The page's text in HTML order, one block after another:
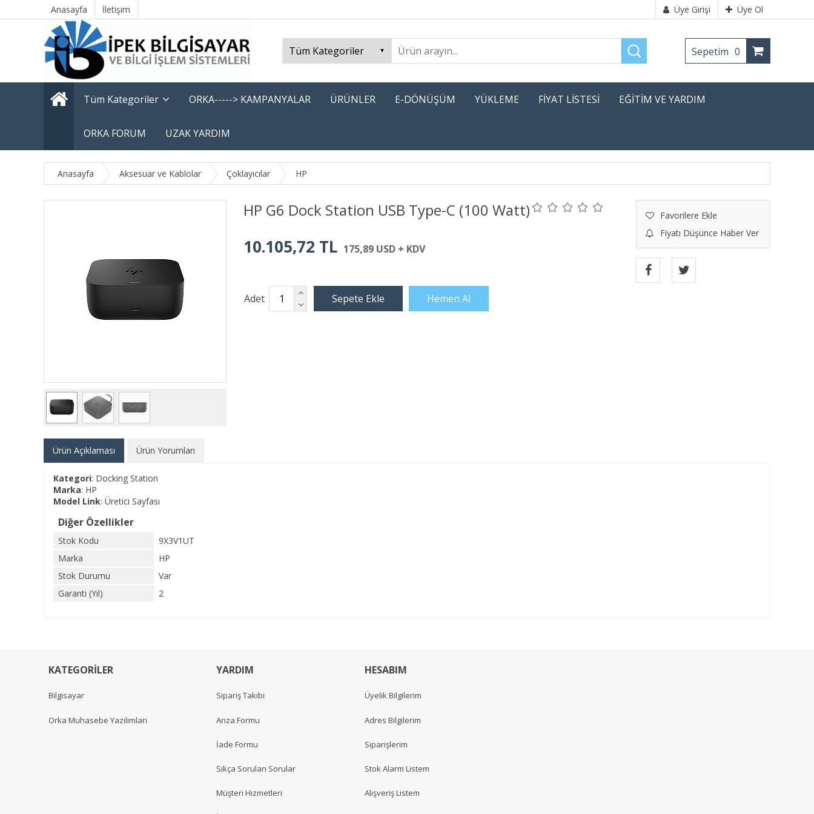
Anasayfa İletişim Üye Girişi Üye Ol
Sepetim 0
Tüm Kategoriler ORKA-----> KAMPANYALAR ÜRÜNLER E-DÖNÜŞÜM YÜKLEME FİYAT LİSTESİ EĞİTİM VE YARDIM
ORKA FORUM UZAK YARDIM
Anasayfa Aksesuar ve Kablolar Çoklayıcılar HP
HP G6 Dock Station USB Type-C (100 Watt)
Favorilere Ekle
Fiyatı Düşünce Haber Ver
10.105,72 TL 175,89 USD + KDV
Adet
Ürün Açıklaması Ürün Yorumları
Kategori: Docking Station
Marka: HP
Model Link: Üretici Sayfası
Diğer Özellikler
Stok Kodu
9X3V1UT
Marka
HP
Stok Durumu
Var
Garanti (Yıl)
2
KATEGORİLER
Bilgisayar
Orka Muhasebe Yazılımları
YARDIM
Sipariş Takibi
Arıza Formu
İade Formu
Sıkça Sorulan Sorular
Müşteri Hizmetleri
HESABIM
Üyelik Bilgilerim
Adres Bilgilerim
Siparişlerim
Stok Alarm Listem
Alışveriş Listem